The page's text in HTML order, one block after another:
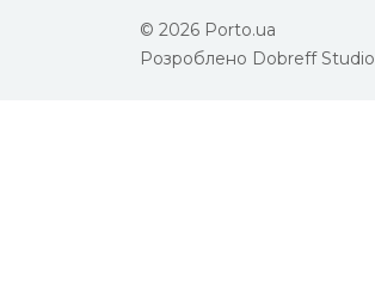
© 2026 Porto.ua
Розроблено Dobreff Studio